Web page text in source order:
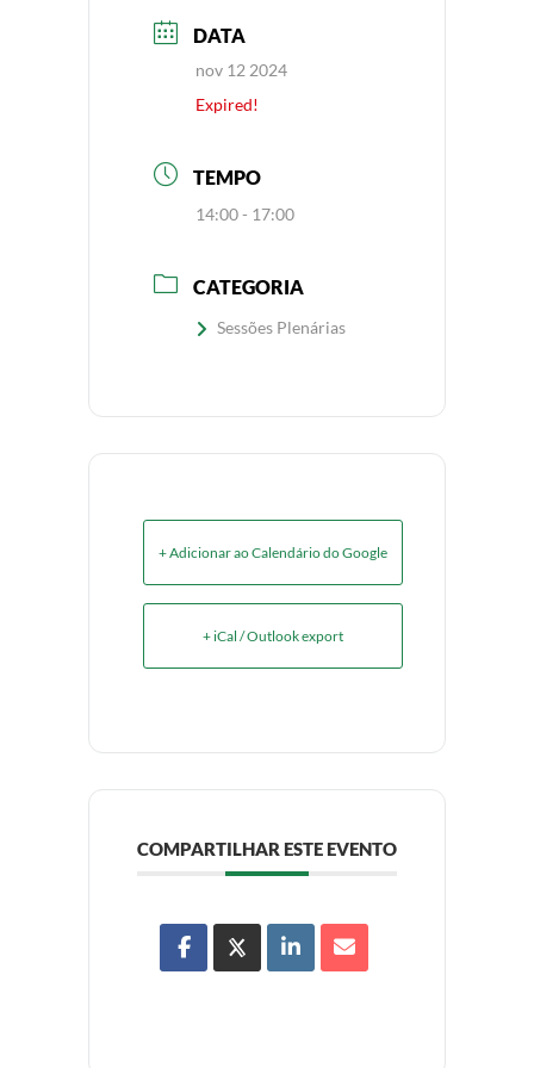
DATA
nov 12 2024
Expired!
TEMPO
14:00 - 17:00
CATEGORIA
Sessões Plenárias
+ Adicionar ao Calendário do Google
+ iCal / Outlook export
COMPARTILHAR ESTE EVENTO